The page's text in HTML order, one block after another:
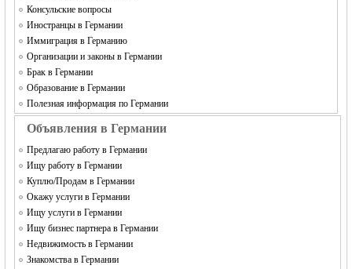
Консульские вопросы
Иностранцы в Германии
Иммиграция в Германию
Организации и законы в Германии
Брак в Германии
Образование в Германии
Полезная информация по Германии
Объявления в Германии
Предлагаю работу в Германии
Ищу работу в Германии
Куплю/Продам в Германии
Окажу услуги в Германии
Ищу услуги в Германии
Ищу бизнес партнера в Германии
Недвижимость в Германии
Знакомства в Германии